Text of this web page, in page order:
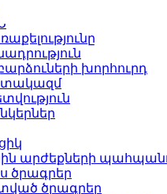
խորհուրդ
արժեքների
ծրագրեր
ծրագրեր